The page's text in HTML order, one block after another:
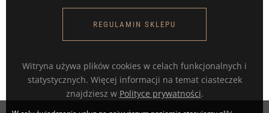
REGULAMIN SKLEPU
Witryna używa plików cookies w celach funkcjonalnych i
statystycznych. Więcej informacji na temat ciasteczek
znajdziesz w Polityce prywatności.